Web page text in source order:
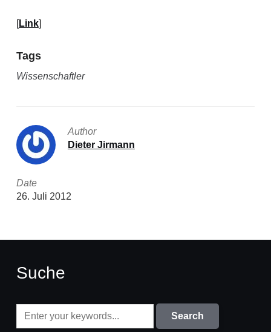
[Link]
Tags
Wissenschaftler
Author
Dieter Jirmann
Date
26. Juli 2012
Suche